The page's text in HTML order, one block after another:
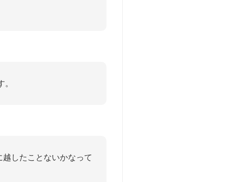
したことないかなって